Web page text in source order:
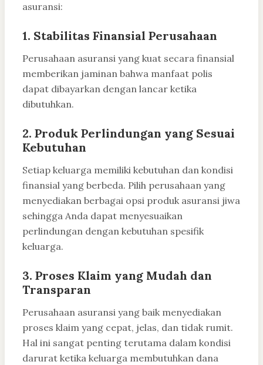
asuransi:
1. Stabilitas Finansial Perusahaan
Perusahaan asuransi yang kuat secara finansial
memberikan jaminan bahwa manfaat polis
dapat dibayarkan dengan lancar ketika
dibutuhkan.
2. Produk Perlindungan yang Sesuai
Kebutuhan
Setiap keluarga memiliki kebutuhan dan kondisi
finansial yang berbeda. Pilih perusahaan yang
menyediakan berbagai opsi produk asuransi jiwa
sehingga Anda dapat menyesuaikan
perlindungan dengan kebutuhan spesifik
keluarga.
3. Proses Klaim yang Mudah dan
Transparan
Perusahaan asuransi yang baik menyediakan
proses klaim yang cepat, jelas, dan tidak rumit.
Hal ini sangat penting terutama dalam kondisi
darurat ketika keluarga membutuhkan dana